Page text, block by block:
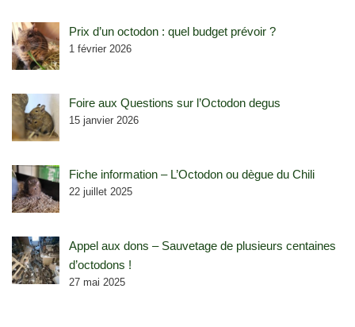
Prix d’un octodon : quel budget prévoir ?
1 février 2026
Foire aux Questions sur l’Octodon degus
15 janvier 2026
Fiche information – L’Octodon ou dègue du Chili
22 juillet 2025
Appel aux dons – Sauvetage de plusieurs centaines
d’octodons !
27 mai 2025